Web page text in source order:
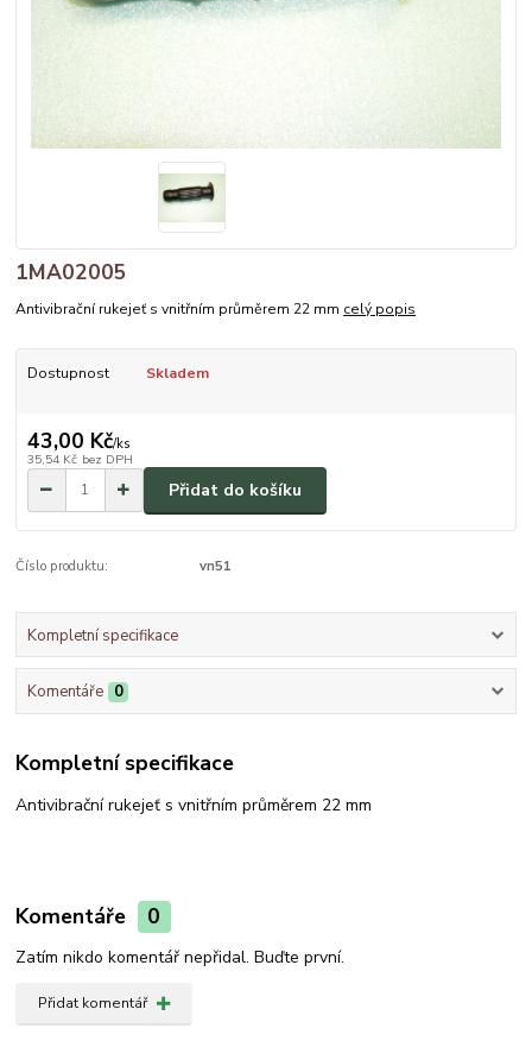
1MA02005
Antivibrační rukejeť s vnitřním průměrem 22 mm celý popis
Dostupnost Skladem
43,00 Kč/ks
35,54 Kč bez DPH
Přidat do košíku
Číslo produktu: vn51
Kompletní specifikace
Komentáře 0
Kompletní specifikace
Antivibrační rukejeť s vnitřním průměrem 22 mm
Komentáře 0
Zatím nikdo komentář nepřidal. Buďte první.
Přidat komentář